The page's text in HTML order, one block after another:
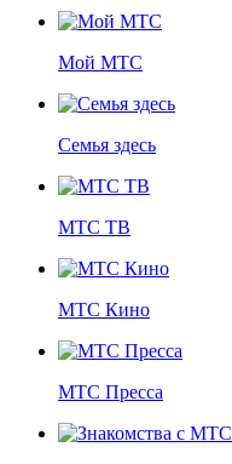
Мой МТС
Семья здесь
МТС ТВ
МТС Кино
МТС Пресса